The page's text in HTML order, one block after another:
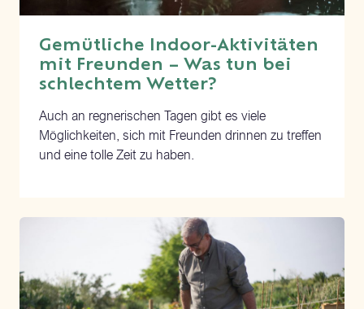
Gemütliche Indoor-Aktivitäten
mit Freunden – Was tun bei
schlechtem Wetter?
Auch an regnerischen Tagen gibt es viele
Möglichkeiten, sich mit Freunden drinnen zu treffen
und eine tolle Zeit zu haben.